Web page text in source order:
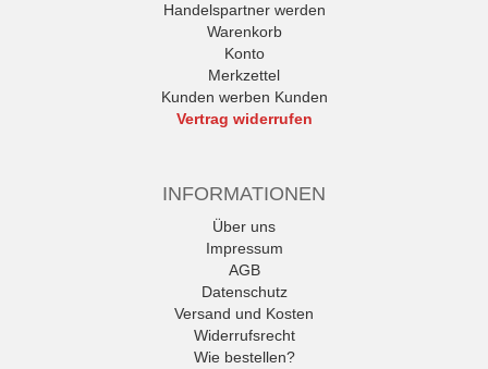
Handelspartner werden
Warenkorb
Konto
Merkzettel
Kunden werben Kunden
Vertrag widerrufen
INFORMATIONEN
Über uns
Impressum
AGB
Datenschutz
Versand und Kosten
Widerrufsrecht
Wie bestellen?